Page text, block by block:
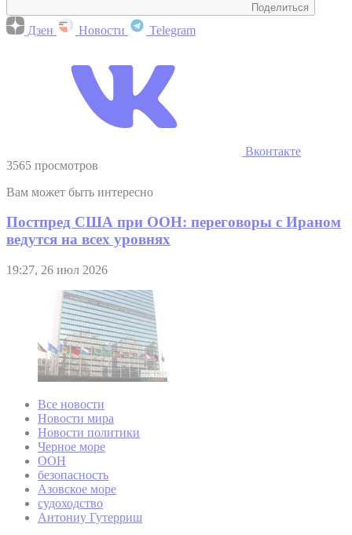
Поделиться
Дзен Новости Telegram
Вконтакте
3565 просмотров
Вам может быть интересно
Постпред США при ООН: переговоры с Ираном
ведутся на всех уровнях
19:27, 26 июл 2026
Все новости
Новости мира
Новости политики
Черное море
ООН
безопасность
Азовское море
судоходство
Антониу Гутерриш